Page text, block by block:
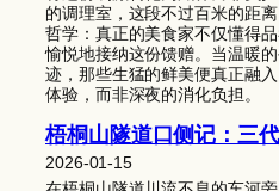
的调理室，这段不过百米的距
哲学：真正的美食家不仅懂得
愉悦地接纳这份馈赠。当温暖
迹，那些生猛的鲜美便真正融
体验，而非深夜的消化负担。
梧桐山隧道口侧记：三
2026-01-15